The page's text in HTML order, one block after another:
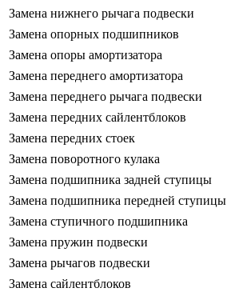
Замена нижнего рычага подвески
Замена опорных подшипников
Замена опоры амортизатора
Замена переднего амортизатора
Замена переднего рычага подвески
Замена передних сайлентблоков
Замена передних стоек
Замена поворотного кулака
Замена подшипника задней ступицы
Замена подшипника передней ступицы
Замена ступичного подшипника
Замена пружин подвески
Замена рычагов подвески
Замена сайлентблоков